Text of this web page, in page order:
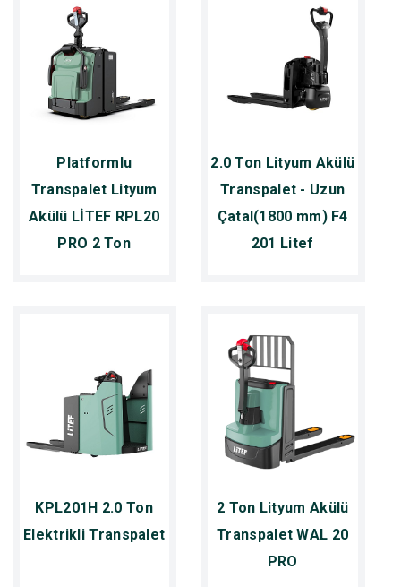
Platformlu
Transpalet Lityum
Akülü LİTEF RPL20
PRO 2 Ton
2.0 Ton Lityum Akülü
Transpalet - Uzun
Çatal(1800 mm) F4
201 Litef
KPL201H 2.0 Ton
Elektrikli Transpalet
2 Ton Lityum Akülü
Transpalet WAL 20
PRO